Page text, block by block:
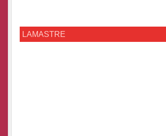
LAMASTRE